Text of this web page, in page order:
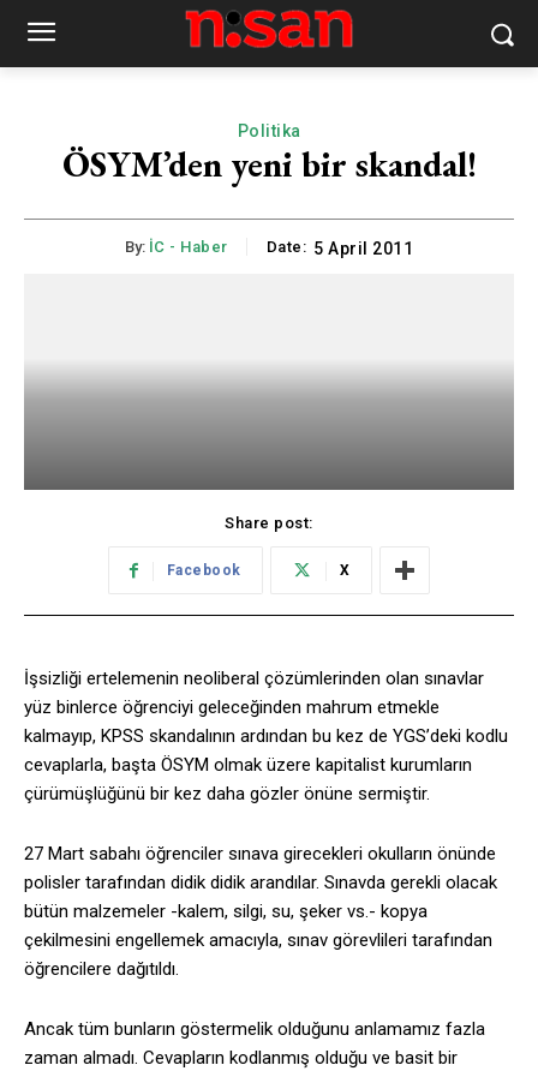
Politika
ÖSYM’den yeni bir skandal!
By: İC - Haber Date: 5 April 2011
Share post:
Facebook X
İşsizliği ertelemenin neoliberal çözümlerinden olan sınavlar
yüz binlerce öğrenciyi geleceğinden mahrum etmekle
kalmayıp, KPSS skandalının ardından bu kez de YGS’deki kodlu
cevaplarla, başta ÖSYM olmak üzere kapitalist kurumların
çürümüşlüğünü bir kez daha gözler önüne sermiştir.
27 Mart sabahı öğrenciler sınava girecekleri okulların önünde
polisler tarafından didik didik arandılar. Sınavda gerekli olacak
bütün malzemeler -kalem, silgi, su, şeker vs.- kopya
çekilmesini engellemek amacıyla, sınav görevlileri tarafından
öğrencilere dağıtıldı.
Ancak tüm bunların göstermelik olduğunu anlamamız fazla
zaman almadı. Cevapların kodlanmış olduğu ve basit bir